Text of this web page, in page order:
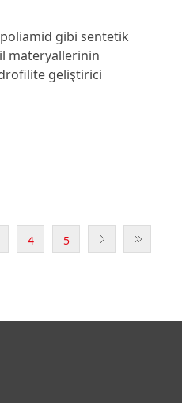
gibi sentetik
materyallerinin
geliştirici
4 5